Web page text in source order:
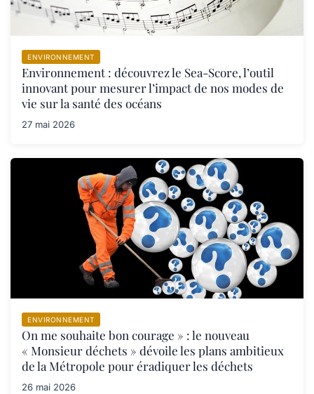
ENVIRONNEMENT
Environnement : découvrez le Sea-Score, l’outil
innovant pour mesurer l’impact de nos modes de
vie sur la santé des océans
27 mai 2026
ENVIRONNEMENT
On me souhaite bon courage » : le nouveau
« Monsieur déchets » dévoile les plans ambitieux
de la Métropole pour éradiquer les déchets
26 mai 2026